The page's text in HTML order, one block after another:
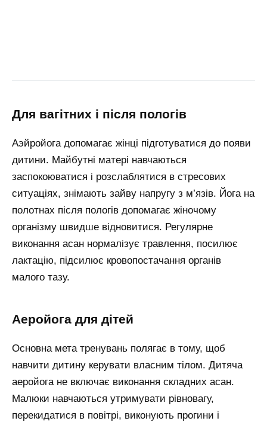
для вагітних і після пологів
Аэйройога допомагає жінці підготуватися до появи
дитини. Майбутні матері навчаються
заспокоюватися і розслаблятися в стресових
ситуаціях, знімають зайву напругу з м’язів. Йога на
полотнах після пологів допомагає жіночому
організму швидше відновитися. Регулярне
виконання асан нормалізує травлення, посилює
лактацію, підсилює кровопостачання органів
малого тазу.
аеройога для дітей
Основна мета тренувань полягає в тому, щоб
навчити дитину керувати власним тілом. Дитяча
аеройога не включає виконання складних асан.
Малюки навчаються утримувати рівновагу,
перекидатися в повітрі, виконують прогини і